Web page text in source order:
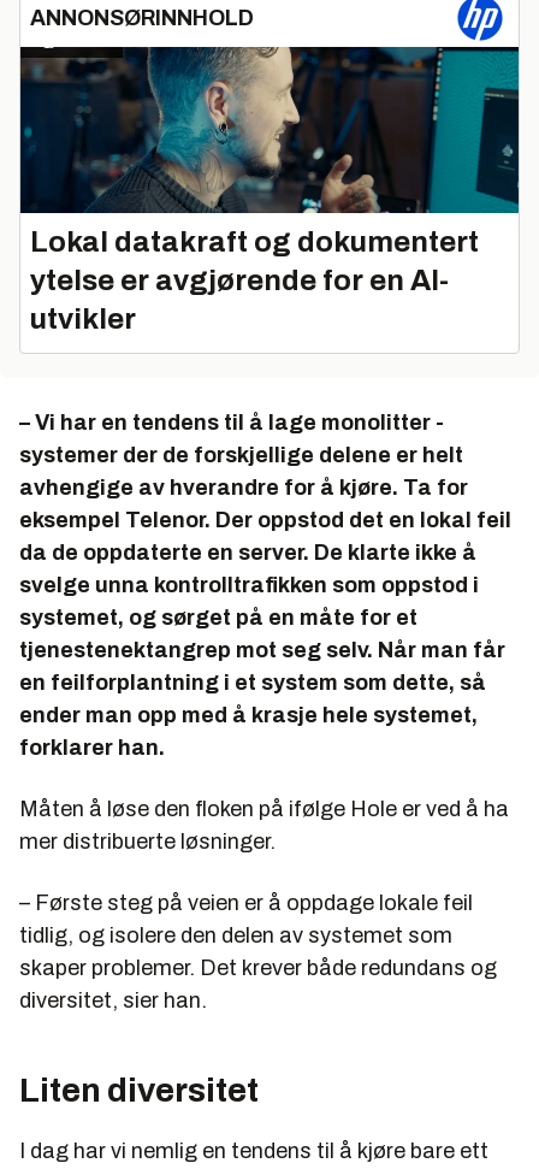
ANNONSØRINNHOLD
Lokal datakraft og dokumentert
ytelse er avgjørende for en AI-
utvikler
– Vi har en tendens til å lage monolitter -
systemer der de forskjellige delene er helt
avhengige av hverandre for å kjøre. Ta for
eksempel Telenor. Der oppstod det en lokal feil
da de oppdaterte en server. De klarte ikke å
svelge unna kontrolltrafikken som oppstod i
systemet, og sørget på en måte for et
tjenestenektangrep mot seg selv. Når man får
en feilforplantning i et system som dette, så
ender man opp med å krasje hele systemet,
forklarer han.
Måten å løse den floken på ifølge Hole er ved å ha
mer distribuerte løsninger.
– Første steg på veien er å oppdage lokale feil
tidlig, og isolere den delen av systemet som
skaper problemer. Det krever både redundans og
diversitet, sier han.
Liten diversitet
I dag har vi nemlig en tendens til å kjøre bare ett